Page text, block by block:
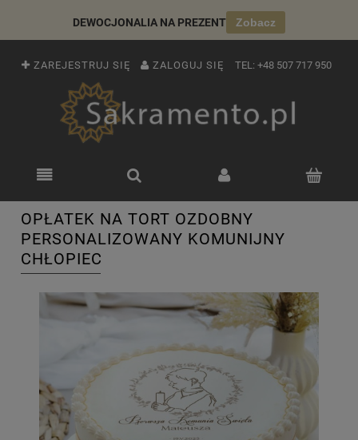
DEWOCJONALIA NA PREZENT Zobacz
ZAREJESTRUJ SIĘ ZALOGUJ SIĘ TEL: +48 507 717 950
OPŁATEK NA TORT OZDOBNY
PERSONALIZOWANY KOMUNIJNY
CHŁOPIEC